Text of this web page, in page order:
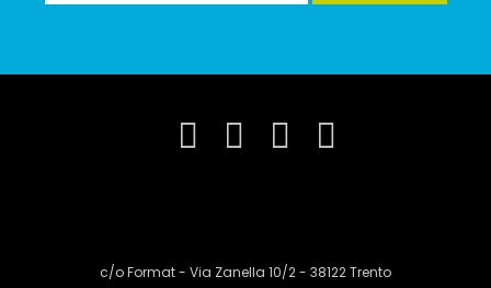
c/o Format - Via Zanella 10/2 - 38122 Trento